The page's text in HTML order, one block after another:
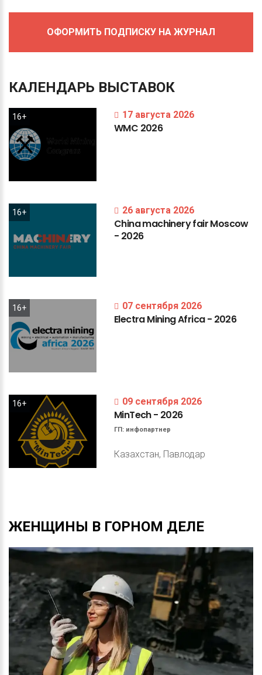
ОФОРМИТЬ ПОДПИСКУ НА ЖУРНАЛ
КАЛЕНДАРЬ ВЫСТАВОК
16+ 17 августа 2026
WMC 2026
16+ 26 августа 2026
ChinamachineryfairMoscow
- 2026
16+ 07 сентября 2026
ElectraMiningAfrica- 2026
16+ 09 сентября 2026
MinTech- 2026
ГП: инфопартнер
Казахстан, Павлодар
ЖЕНЩИНЫ В ГОРНОМ ДЕЛЕ